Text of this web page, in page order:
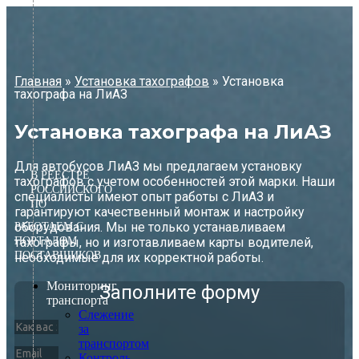
Перейти
содержимому
В РЕЕСТРЕ
РОССИЙСКОГО
ПО
РАБОТАЕМ С
ПОРТАЛОМ
ПОСТАВЩИКОВ
Мониторинг
транспорта
Слежение
за
транспортом
Главная » Установка тахографов » Установка
тахографа на ЛиАЗ
Установка тахографа на ЛиАЗ
Для автобусов ЛиАЗ мы предлагаем установку
тахографов с учетом особенностей этой марки. Наши
специалисты имеют опыт работы с ЛиАЗ и
гарантируют качественный монтаж и настройку
оборудования. Мы не только устанавливаем
тахографы, но и изготавливаем карты водителей,
необходимые для их корректной работы.
Заполните форму